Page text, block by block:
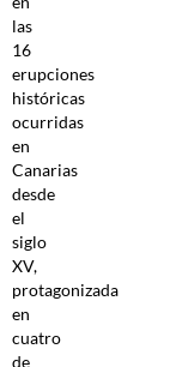
las
16
erupciones
históricas
ocurridas
en
Canarias
desde
el
siglo
XV,
protagonizada
en
cuatro
de